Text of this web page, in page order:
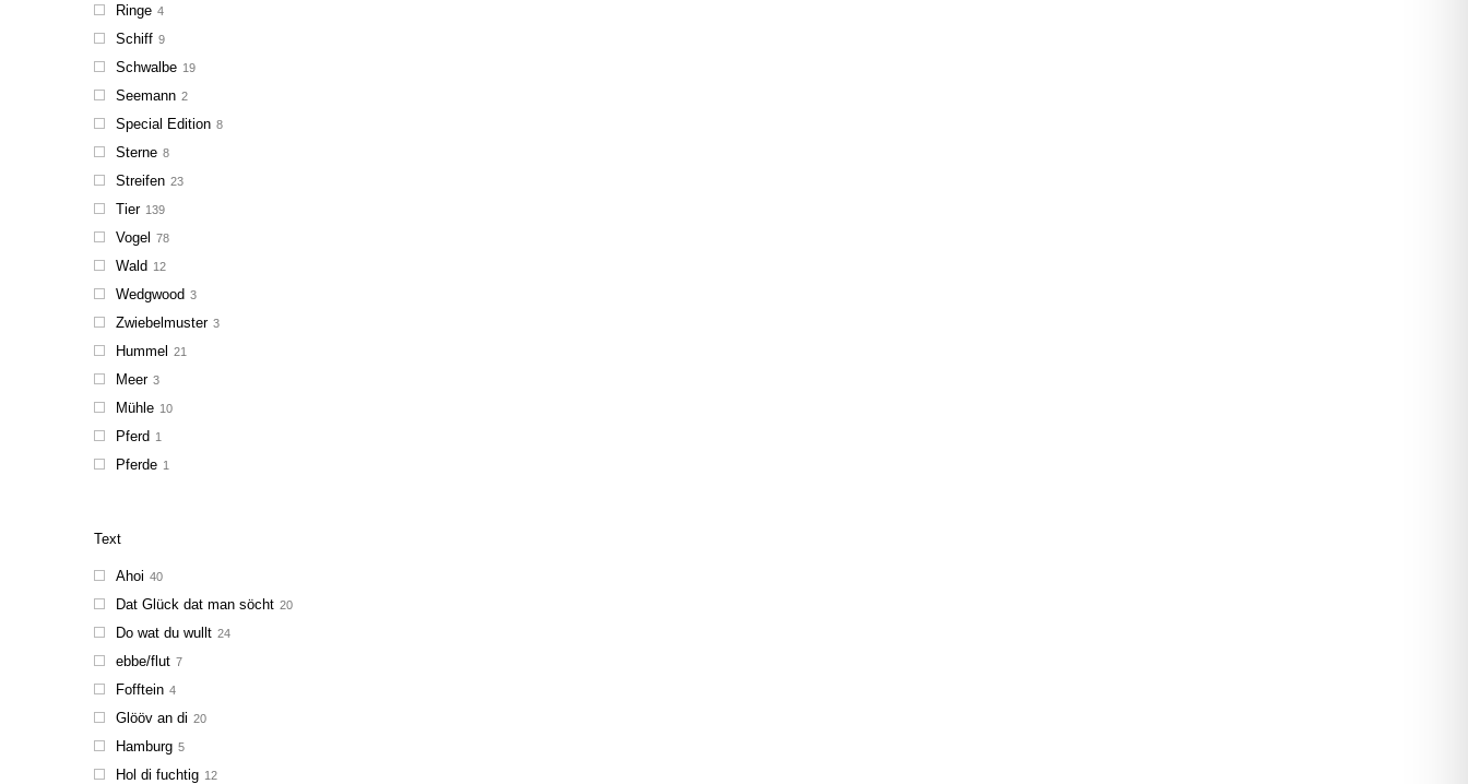
Ringe 4
Schiff 9
Schwalbe 19
Seemann 2
Special Edition 8
Sterne 8
Streifen 23
Tier 139
Vogel 78
Wald 12
Wedgwood 3
Zwiebelmuster 3
Hummel 21
Meer 3
Mühle 10
Pferd 1
Pferde 1
Text
Ahoi 40
Dat Glück dat man söcht 20
Do wat du wullt 24
ebbe/flut 7
Fofftein 4
Glööv an di 20
Hamburg 5
Hol di fuchtig 12